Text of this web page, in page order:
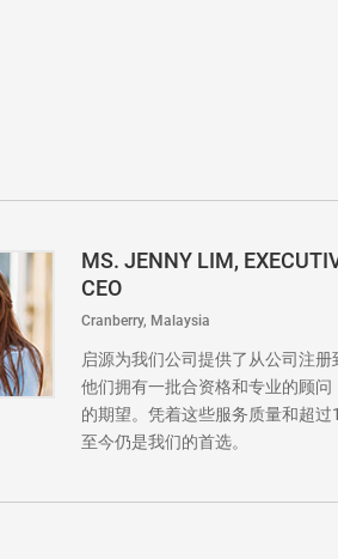
MS. JENNY LIM,
CEO
Cranberry, Malaysia
启源为我们公司提供了从公司注
他们拥有一批合资格和专业的顾
的期望。凭着这些服务质量和超
至今仍是我们的首选。